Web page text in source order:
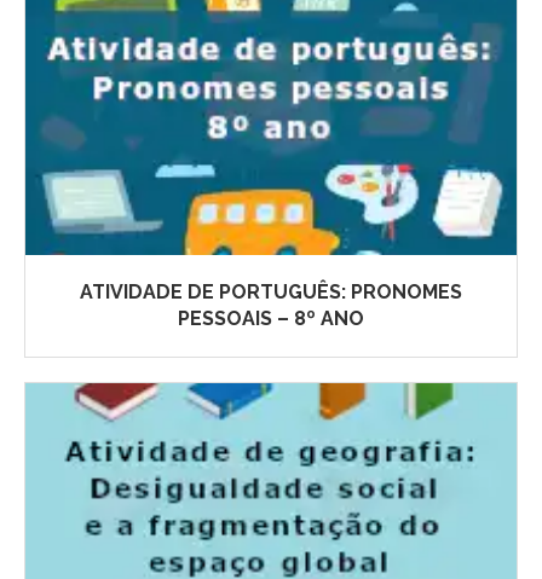
ATIVIDADE DE PORTUGUÊS: PRONOMES
PESSOAIS – 8º ANO